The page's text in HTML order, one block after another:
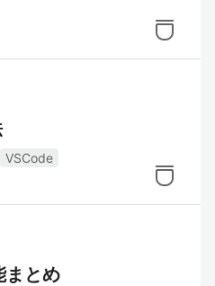
VSCode
まとめ